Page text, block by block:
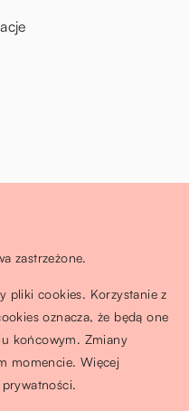
zastrzeżone.
pliki cookies. Korzystanie z
oznacza, że będą one
końcowym. Zmiany
momencie. Więcej
.